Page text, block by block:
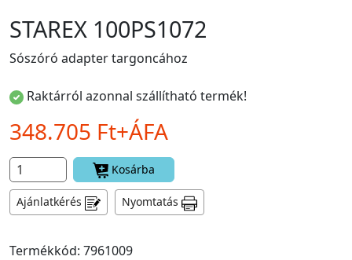
STAREX 100PS1072
Sószóró adapter targoncához
Raktárról azonnal szállítható termék!
348.705 Ft+ÁFA
Kosárba
Ajánlatkérés Nyomtatás
Termékkód: 7961009